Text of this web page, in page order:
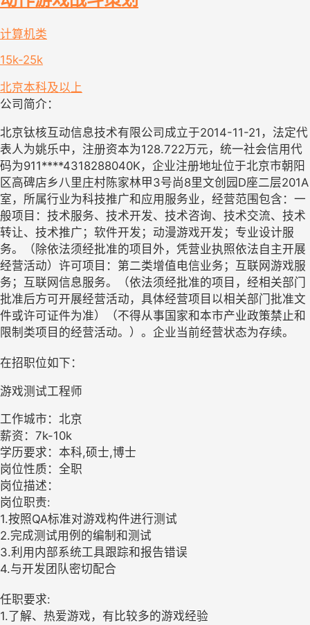
计算机类
15k-25k
北京本科及以上
公司简介：
北京钛核互动信息技术有限公司成立于2014-11-21，法定代
表人为姚乐中，注册资本为128.722万元，统一社会信用代
码为911****4318288040K，企业注册地址位于北京市朝阳
区高碑店乡八里庄村陈家林甲3号尚8里文创园D座二层201A
室，所属行业为科技推广和应用服务业，经营范围包含：一
般项目：技术服务、技术开发、技术咨询、技术交流、技术
转让、技术推广；软件开发；动漫游戏开发；专业设计服
务。（除依法须经批准的项目外，凭营业执照依法自主开展
经营活动）许可项目：第二类增值电信业务；互联网游戏服
务；互联网信息服务。（依法须经批准的项目，经相关部门
批准后方可开展经营活动，具体经营项目以相关部门批准文
件或许可证件为准）（不得从事国家和本市产业政策禁止和
限制类项目的经营活动。）。企业当前经营状态为存续。
在招职位如下：
游戏测试工程师
工作城市：北京
薪资：7k-10k
学历要求：本科,硕士,博士
岗位性质：全职
岗位描述：
岗位职责:
1.按照QA标准对游戏构件进行测试
2.完成测试用例的编制和测试
3.利用内部系统工具跟踪和报告错误
4.与开发团队密切配合
任职要求:
1.了解、热爱游戏，有比较多的游戏经验